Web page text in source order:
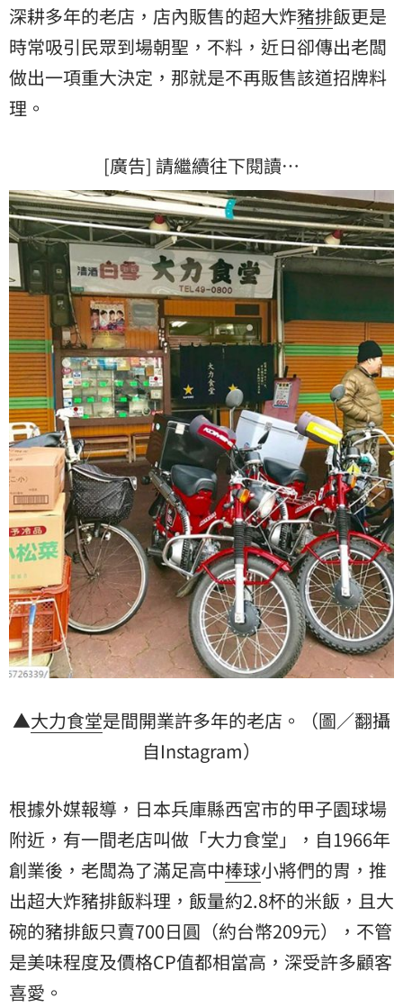
深耕多年的老店，店內販售的超大炸豬排飯更是
時常吸引民眾到場朝聖，不料，近日卻傳出老闆
做出一項重大決定，那就是不再販售該道招牌料
理。
[廣告] 請繼續往下閱讀…
▲大力食堂是間開業許多年的老店。（圖／翻攝
自Instagram）
根據外媒報導，日本兵庫縣西宮市的甲子園球場
附近，有一間老店叫做「大力食堂」，自1966年
創業後，老闆為了滿足高中棒球小將們的胃，推
出超大炸豬排飯料理，飯量約2.8杯的米飯，且大
碗的豬排飯只賣700日圓（約台幣209元），不管
是美味程度及價格CP值都相當高，深受許多顧客
喜愛。